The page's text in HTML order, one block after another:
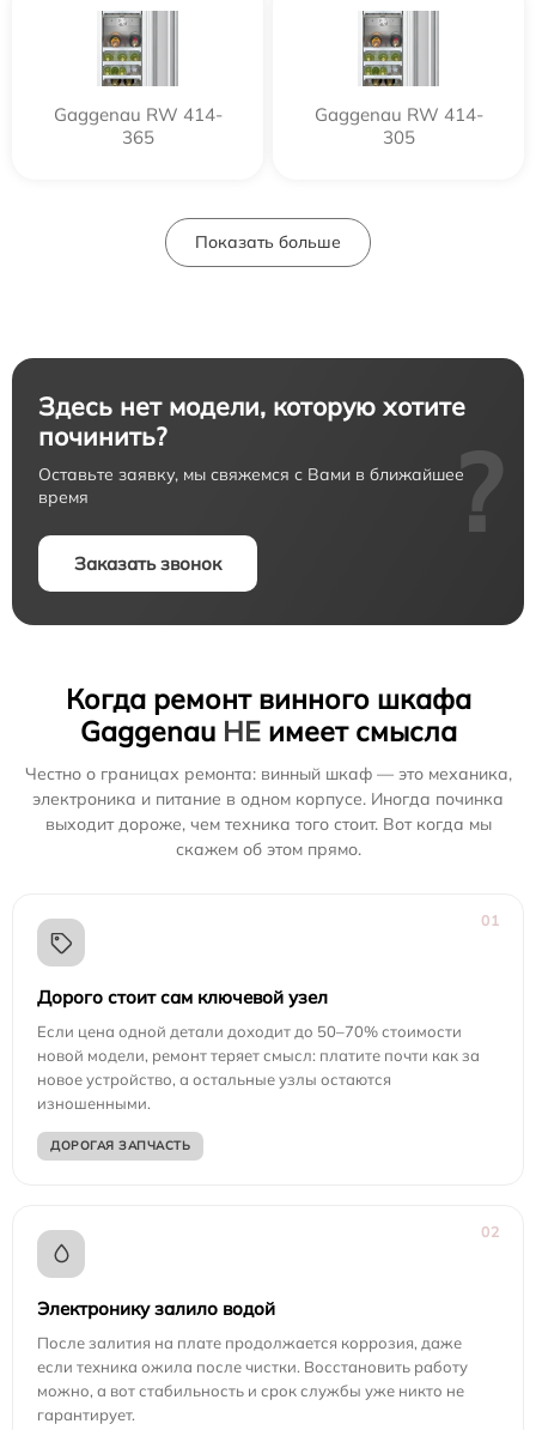
Gaggenau RW 414-
365
Gaggenau RW 414-
305
Показать больше
Здесь нет модели, которую хотите
починить?
Оставьте заявку, мы свяжемся с Вами в ближайшее
время
Заказать звонок
?
Когда ремонт винного шкафа
Gaggenau НЕимеет смысла
Честно о границах ремонта: винный шкаф — это механика,
электроника и питание в одном корпусе. Иногда починка
выходит дороже, чем техника того стоит. Вот когда мы
скажем об этом прямо.
01
Дорого стоит сам ключевой узел
Если цена одной детали доходит до 50–70% стоимости
новой модели, ремонт теряет смысл: платите почти как за
новое устройство, а остальные узлы остаются
изношенными.
ДОРОГАЯ ЗАПЧАСТЬ
02
Электронику залило водой
После залития на плате продолжается коррозия, даже
если техника ожила после чистки. Восстановить работу
можно, а вот стабильность и срок службы уже никто не
гарантирует.